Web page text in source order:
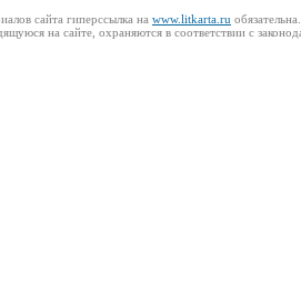
сайта гиперссылка на www.litkarta.ru обязательна.
на сайте, охраняются в соответствии с